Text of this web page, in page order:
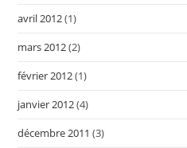
avril 2012(1)
mars 2012(2)
février 2012(1)
janvier 2012(4)
décembre 2011 (3)